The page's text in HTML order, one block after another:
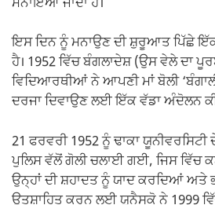
ਮਨਾਇਆ ਜਾਂਦਾ ਹੈ।
ਇਸ ਦਿਨ ਨੂੰ ਮਨਾਉਣ ਦੀ ਸ਼ੁਰੂਆਤ ਪਿੱਛੇ
ਹੈ। 1952 ਵਿੱਚ ਬੰਗਲਾਦੇਸ਼ (ਉਸ ਵੇਲੇ ਦਾ
ਵਿਦਿਆਰਥੀਆਂ ਨੇ ਆਪਣੀ ਮਾਂ ਬੋਲੀ
ਦਰਜਾ ਦਿਵਾਉਣ ਲਈ ਇੱਕ ਵੱਡਾ ਅੰਦੋਲਨ
21 ਫਰਵਰੀ 1952 ਨੂੰ ਢਾਕਾ
ਪੁਲਿਸ ਵੱਲੋਂ ਗੋਲੀ ਚਲਾਈ ਗਈ, ਜਿਸ ਵਿੱਚ
ਉਨ੍ਹਾਂ ਦੀ ਸ਼ਹਾਦਤ ਨੂੰ ਯਾਦ ਕਰਦਿਆਂ ਅਤੇ
ਉਤਸ਼ਾਹਿਤ ਕਰਨ ਲਈ ਯੂਨੈਸਕੋ ਨੇ 1999